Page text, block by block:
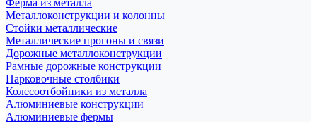
Ферма из металла
Металлоконструкции и колонны
Стойки металлические
Металлические прогоны и связи
Дорожные металлоконструкции
Рамные дорожные конструкции
Парковочные столбики
Колесоотбойники из металла
Алюминиевые конструкции
Алюминиевые фермы